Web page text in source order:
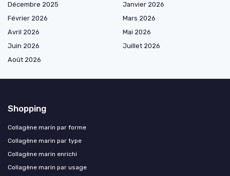
Décembre 2025
Janvier 2026
Février 2026
Mars 2026
Avril 2026
Mai 2026
Juin 2026
Juillet 2026
Août 2026
Shopping
Collagène marin par forme
Collagène marin par type
Collagène marin enrichi
Collagène marin par usage